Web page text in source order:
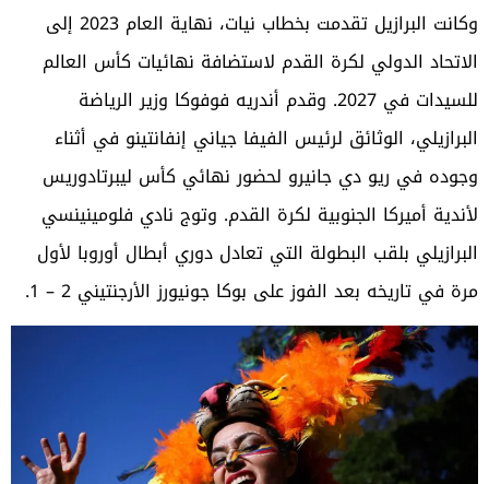
وكانت البرازيل
تقدمت بخطاب نيات، نهاية العام 2023 إلى
الاتحاد الدولي لكرة القدم لاستضافة نهائيات كأس العالم
للسيدات في 2027. وقدم أندريه فوفوكا وزير الرياضة
البرازيلي، الوثائق لرئيس الفيفا جياني إنفانتينو في أثناء
وجوده في ريو دي جانيرو لحضور نهائي كأس ليبرتادوريس
لأندية أميركا الجنوبية لكرة القدم. وتوج نادي فلومينينسي
البرازيلي بلقب البطولة التي تعادل دوري أبطال أوروبا لأول
مرة في تاريخه بعد الفوز على بوكا جونيورز الأرجنتيني 2 – 1.